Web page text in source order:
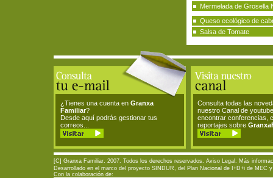
Mermelada de Grosella
Queso ecológico de
Salsa de Tomate
¿Tienes una cuenta en Granxa
Familiar?
Desde aquí podrás gestionar tus
correos...
Consulta todas las
nuestro Canal de
encontrar conferencias,
reportajes sobre
[C] Granxa Familiar. 2007. Todos los derechos reservados. Aviso Legal . Más
Desarrollado en el marco del proyecto SINDUR, del Plan Nacional de I+D+i de MEC
Con la colaboración de: